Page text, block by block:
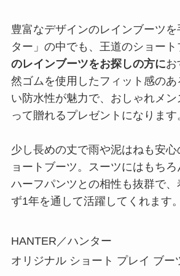
豊富なデザインのレインブーツ
ター」の中でも、王道のショート
のレインブーツをお探しの方にお
然ゴムを使用したフィット感の
い防水性が魅力で、おしゃれメ
って贈れるプレゼントになります
少し長めの丈で雨や泥はねも安
ョートブーツ。スーツにはもち
ハーフパンツとの相性も抜群で
ず1年を通して活躍してくれます。
HANTER／ハンター
オリジナル ショート プレイ ブー